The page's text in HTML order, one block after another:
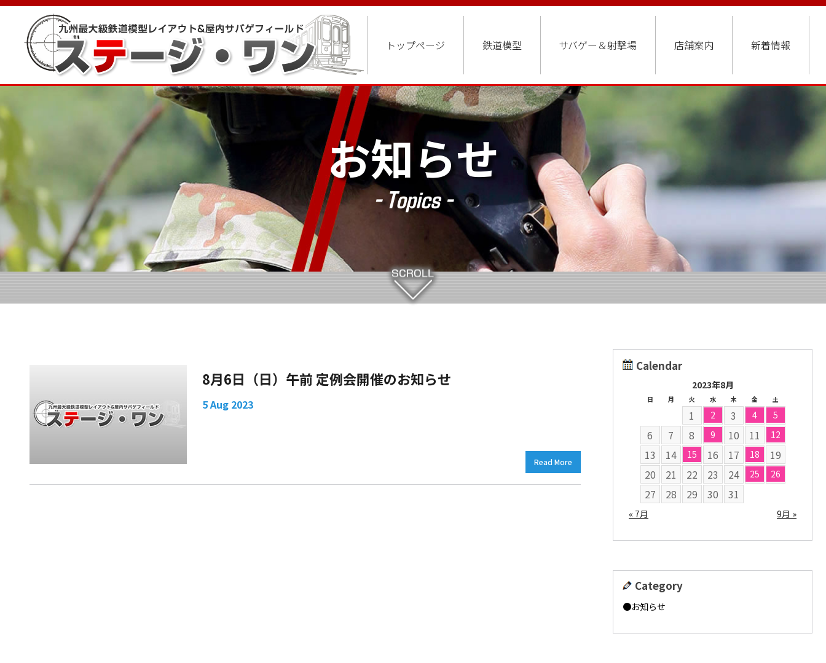
トップページ 鉄道模型 サバゲー＆射撃場 店舗案内 新着情報
お知らせ
- Topics -
8月6日（日）午前 定例会開催のお知らせ
5 Aug 2023
Read More
Calendar
2023年8月
日 月 火 水 木 金 土
1 2 3 4 5
6 7 8 9 10 11 12
13 14 15 16 17 18
19
20
21 22 23 24 25 26
27 28 29 30 31
« 7月 9月 »
Category
お知らせ